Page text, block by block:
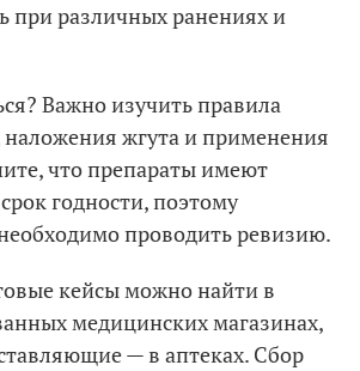
различных ранениях и
Важно изучить правила
наложения жгута и применения
что препараты имеют
годности, поэтому
проводить ревизию.
кейсы можно найти в
медицинских магазинах,
— в аптеках. Сбор